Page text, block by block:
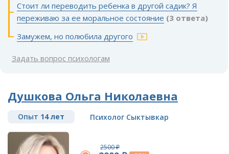
Стоит ли переводить ребенка в другой садик? Я
переживаю за ее моральное состояние (3 ответа)
Замужем, но полюбила другого
Задать вопрос психологам
Душкова Ольга Николаевна
Опыт 14 лет Психолог Сыктывкар
2500 ₽